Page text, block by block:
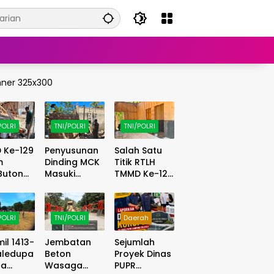
Ke-129
Bor
Air
TNI/POLRI
Penyusunan
Dinding MCK
Masuki
Lanjutan,
Satgas
TMMD
Optimalkan
Progres di
Lapangan
TNI/POLRI
Salah Satu
Titik RTLH
TMMD Ke-129
1413/Buton
Masuki
Tahap
Finishing,
Wujud
Hunian Layak
Kian Nyata
1413-
TNI/POLRI
Jembatan
Beton
Wasaga
Daerah
Sejumlah
Proyek Dinas
PUPR